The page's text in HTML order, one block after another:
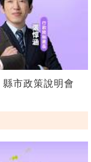
市政策說明會